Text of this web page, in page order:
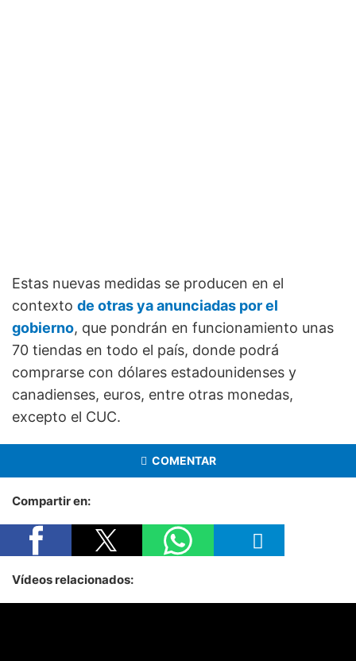
Estas nuevas medidas se producen en el
contexto de otras ya anunciadas por el
gobierno, que pondrán en funcionamiento unas
70 tiendas en todo el país, donde podrá
comprarse con dólares estadounidenses y
canadienses, euros, entre otras monedas,
excepto el CUC.
COMENTAR
Compartir en:
Vídeos relacionados: